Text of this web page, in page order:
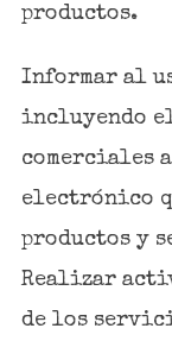
productos.
Informar al
incluyendo
comerciales
electrónico
productos y
Realizar
de los